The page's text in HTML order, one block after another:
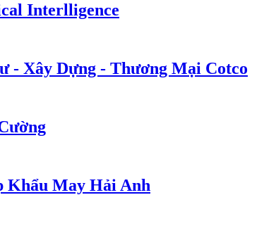
Interlligence
- Xây Dựng - Thương Mại Cotco
Khẩu May Hải Anh